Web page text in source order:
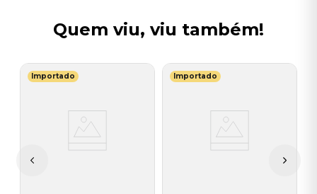
Quem viu, viu também!
Importado Importado